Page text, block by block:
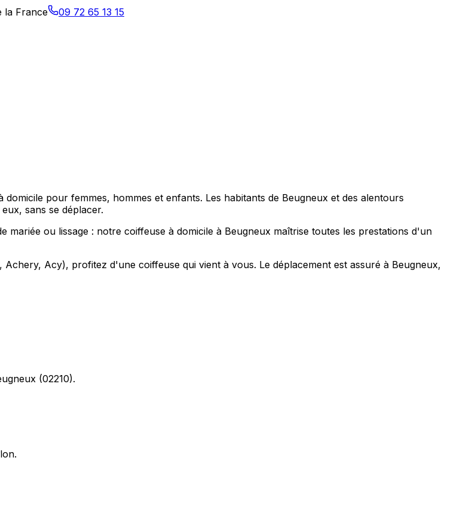
la France 09 72 65 13 15
pour femmes, hommes et enfants. Les habitants de Beugneux et des alentours
sans se déplacer.
ou lissage : notre coiffeuse à domicile à Beugneux maîtrise toutes les prestations d'un
Acy), profitez d'une coiffeuse qui vient à vous. Le déplacement est assuré à Beugneux,
(02210).